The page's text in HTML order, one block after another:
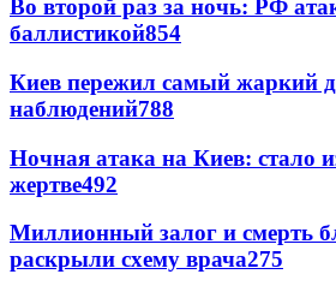
Во второй раз за ночь: РФ
баллистикой854
Киев пережил самый жаркий
наблюдений788
Ночная атака на Киев: стало
жертве492
Миллионный залог и смерть
раскрыли схему врача275